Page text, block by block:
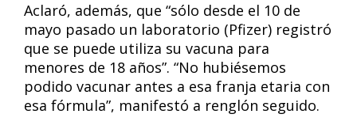
Aclaró, además, que “sólo desde el 10 de
mayo pasado un laboratorio (Pfizer) registró
que se puede utiliza su vacuna para
menores de 18 años”. “No hubiésemos
podido vacunar antes a esa franja etaria con
esa fórmula”, manifestó a renglón seguido.